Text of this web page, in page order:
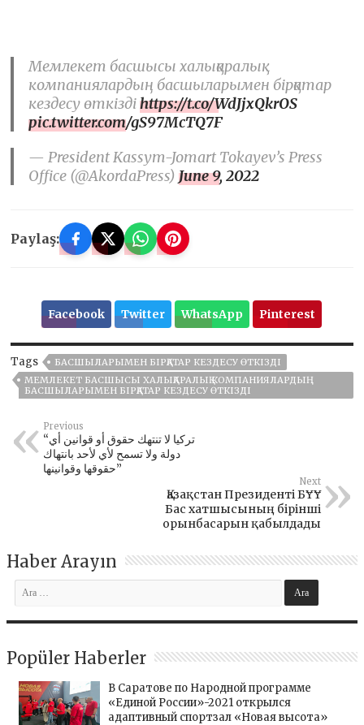
Мемлекет басшысы халықаралық
компаниялардың басшыларымен бірқатар
кездесу өткіздіhttps://t.co/WdJjxQkrOS
pic.twitter.com/gS97McTQ7F
— President Kassym-Jomart Tokayev’s Press
Office (@AkordaPress)June 9, 2022
Paylaş:
Facebook Twitter WhatsApp Pinterest
Tags
БАСШЫЛАРЫМЕН БІРҚАТАР КЕЗДЕСУ ӨТКІЗДІ
МЕМЛЕКЕТ БАСШЫСЫ ХАЛЫҚАРАЛЫҚ КОМПАНИЯЛАРДЫҢ
БАСШЫЛАРЫМЕН БІРҚАТАР КЕЗДЕСУ ӨТКІЗДІ
Previous
“تركيا لا تنتهك حقوق أو قوانين أي
دولة ولا تسمح لأي لأحد بانتهاك
حقوقها وقوانينها”
Next
Қазақстан Президенті БҰҰ
Бас хатшысының бірінші
орынбасарын қабылдады
Haber Arayın
Popüler Haberler
В Саратове по Народной программе
«Единой России»-2021 открылся
адаптивный спортзал «Новая высота»